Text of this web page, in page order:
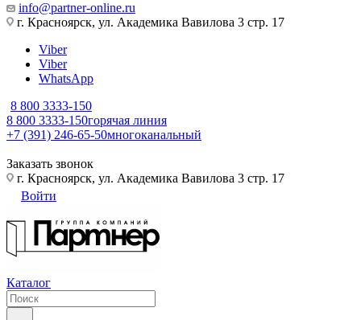
info@partner-online.ru
г. Красноярск, ул. Академика Вавилова 3 стр. 17
Viber
Viber
WhatsApp
8 800 3333-150
8 800 3333-150горячая линия
+7 (391) 246-65-50многоканальный
Заказать звонок
г. Красноярск, ул. Академика Вавилова 3 стр. 17
Войти
Каталог